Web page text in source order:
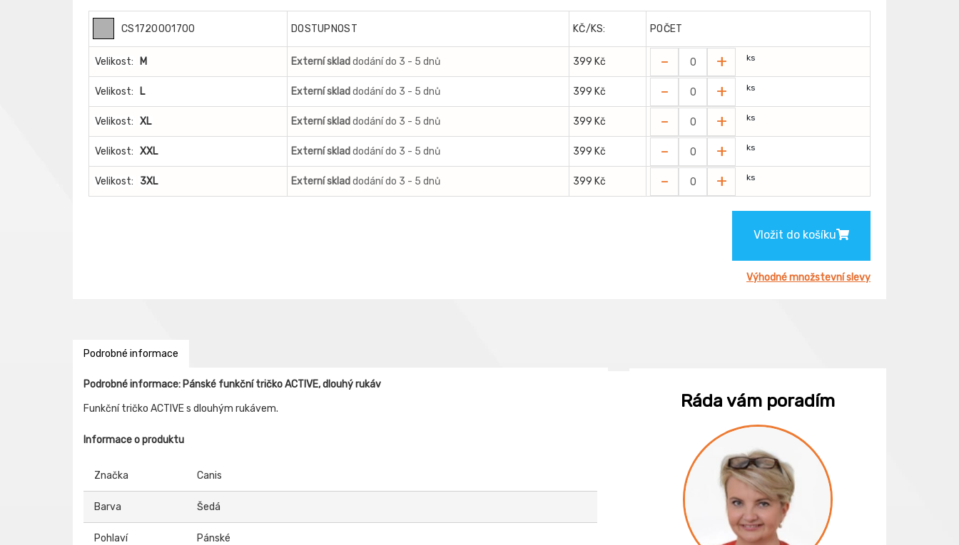
CS1720001700 DOSTUPNOST KČ/KS: POČET
Velikost: M Externí sklad dodání do 3 - 5 dnů 399 Kč - + ks
Velikost: L Externí sklad dodání do 3 - 5 dnů 399 Kč - + ks
Velikost: XL Externí sklad dodání do 3 - 5 dnů 399 Kč - + ks
Velikost: XXL Externí sklad dodání do 3 - 5 dnů 399 Kč - + ks
Velikost: 3XL Externí sklad dodání do 3 - 5 dnů 399 Kč - + ks
Vložit do košíku
Výhodné množstevní slevy
Podrobné informace
Podrobné informace: Pánské funkční tričko ACTIVE, dlouhý rukáv
Funkční tričko ACTIVE s dlouhým rukávem.
Informace o produktu
Značka Canis
Barva Šedá
Pohlaví Pánské
Ráda vám poradím